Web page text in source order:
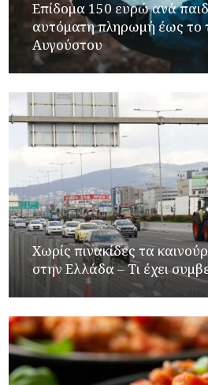
Επίδομα 150 ευρώ ανά
αυτόματη πληρωμή έως το
Αυγούστου
Χωρίς πινακίδες τα
στην Ελλάδα – Τι έχει